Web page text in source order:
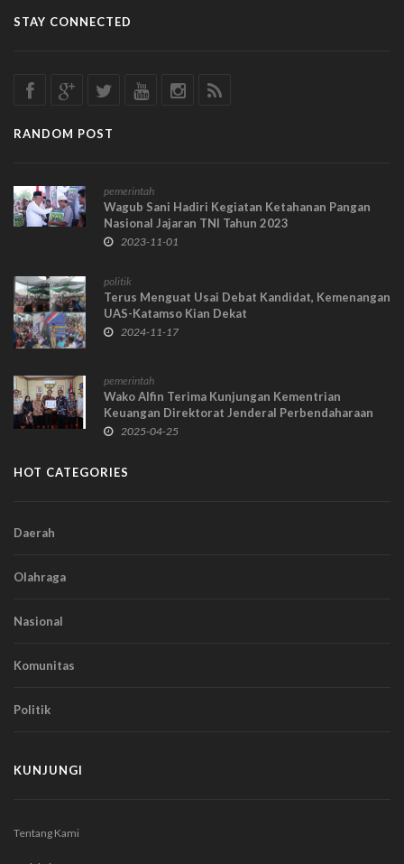
STAY CONNECTED
RANDOM POST
pemerintah
Wagub Sani Hadiri Kegiatan Ketahanan Pangan
Nasional Jajaran TNI Tahun 2023
2023-11-01
politik
Terus Menguat Usai Debat Kandidat, Kemenangan
UAS-Katamso Kian Dekat
2024-11-17
pemerintah
Wako Alfin Terima Kunjungan Kementrian
Keuangan Direktorat Jenderal Perbendaharaan
Jambi2025-04-25
HOT CATEGORIES
Daerah
Olahraga
Nasional
Komunitas
Politik
KUNJUNGI
Tentang Kami